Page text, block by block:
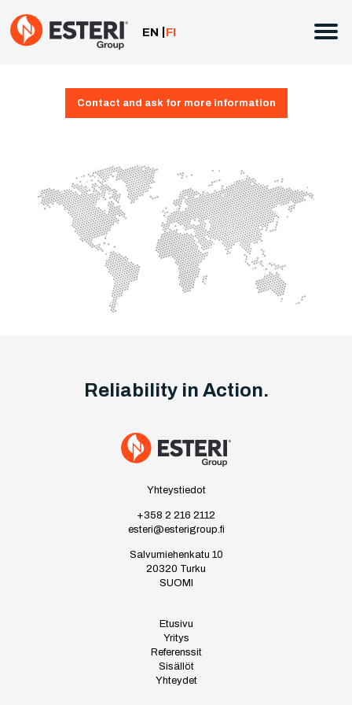
sisältöön
EN FI
Contact and ask for more information
Reliability in Action.
Yhteystiedot
+358 2 216 2112
esteri@esterigroup.fi
Salvumiehenkatu 10
20320 Turku
SUOMI
Etusivu
Yritys
Referenssit
Sisällöt
Yhteydet